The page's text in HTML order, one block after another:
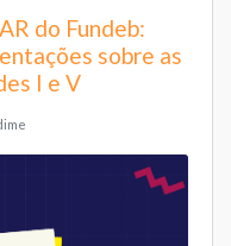
do Fundeb:
sobre as
I e V